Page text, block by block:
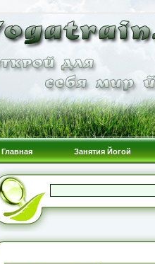
Главная Занятия Йогой